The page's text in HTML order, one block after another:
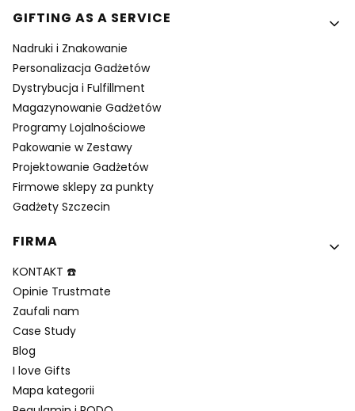
GIFTING AS A SERVICE
Nadruki i Znakowanie
Personalizacja Gadżetów
Dystrybucja i Fulfillment
Magazynowanie Gadżetów
Programy Lojalnościowe
Pakowanie w Zestawy
Projektowanie Gadżetów
Firmowe sklepy za punkty
Gadżety Szczecin
FIRMA
KONTAKT ☎️
Opinie Trustmate
Zaufali nam
Case Study
Blog
I love Gifts
Mapa kategorii